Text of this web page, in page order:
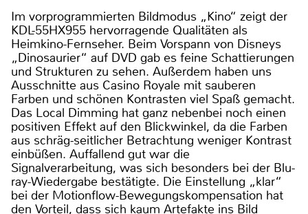
Im vorprogrammierten Bildmodus „Kino“ zeigt der
KDL-55HX955 hervorragende Qualitäten als
Heimkino-Fernseher. Beim Vorspann von Disneys
„Dinosaurier“ auf DVD gab es feine Schattierungen
und Strukturen zu sehen. Außerdem haben uns
Ausschnitte aus Casino Royale mit sauberen
Farben und schönen Kontrasten viel Spaß gemacht.
Das Local Dimming hat ganz nebenbei noch einen
positiven Effekt auf den Blickwinkel, da die Farben
aus schräg-seitlicher Betrachtung weniger Kontrast
einbüßen. Auffallend gut war die
Signalverarbeitung, was sich besonders bei der Blu-
ray-Wiedergabe bestätigte. Die Einstellung „klar“
bei der Motionflow-Bewegungskompensation hat
den Vorteil, dass sich kaum Artefakte ins Bild